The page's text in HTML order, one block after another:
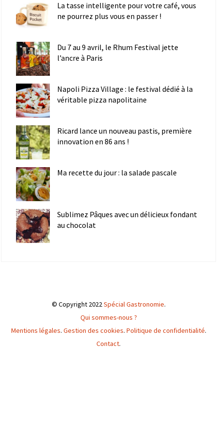
La tasse intelligente pour votre café, vous
ne pourrez plus vous en passer !
Du 7 au 9 avril, le Rhum Festival jette
l’ancre à Paris
Napoli Pizza Village : le festival dédié à la
véritable pizza napolitaine
Ricard lance un nouveau pastis, première
innovation en 86 ans !
Ma recette du jour : la salade pascale
Sublimez Pâques avec un délicieux fondant
au chocolat
© Copyright 2022Spécial Gastronomie.
Qui sommes-nous ?
Mentions légales. Gestion des cookies. Politique de confidentialité.
Contact.